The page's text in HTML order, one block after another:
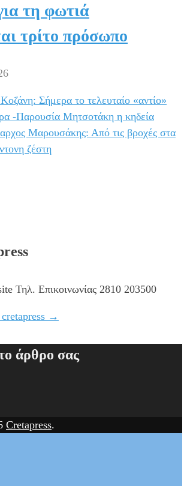
τη φωτιά
τρίτο πρόσωπο
Κοζάνη: Σήμερα το τελευταίο «αντίο»
-Παρουσία Μητσοτάκη η κηδεία
Μαρουσάκης: Από τις βροχές στα
ζέστη
Τηλ. Επικοινωνίας 2810 203500
→
άρθρο σας
Cretapress.